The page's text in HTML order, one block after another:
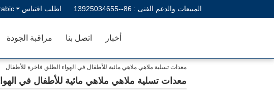
المبيعات والدعم الفنى : 86--13925034655 اطلب اقتباس
مراقبة الجودة اتصل بنا أخبار
معدات تسلية ملاهي ملاهي مائية للأطفال في الهواء الطلق فاخرة للأطفال
معدات تسلية ملاهي ملاهي مائية للأطفال في